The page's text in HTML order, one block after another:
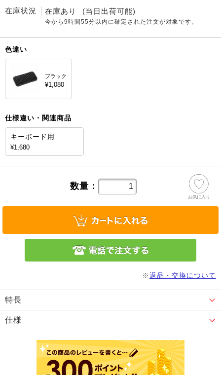
在庫状況 在庫あり (当日出荷可能)
今から9時間55分 以内に確定された注文が対象です。
色違い
ブラック
¥1,080
仕様違い・関連商品
キーボード用
¥1,680
数量：
お気に入り
※返品・交換について
特長
仕様